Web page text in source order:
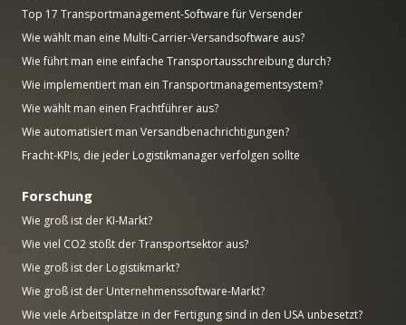
Top 17 Transportmanagement-Software für Versender
Wie wählt man eine Multi-Carrier-Versandsoftware aus?
Wie führt man eine einfache Transportausschreibung durch?
Wie implementiert man ein Transportmanagementsystem?
Wie wählt man einen Frachtführer aus?
Wie automatisiert man Versandbenachrichtigungen?
Fracht-KPIs, die jeder Logistikmanager verfolgen sollte
Forschung
Wie groß ist der KI-Markt?
Wie viel CO2 stößt der Transportsektor aus?
Wie groß ist der Logistikmarkt?
Wie groß ist der Unternehmenssoftware-Markt?
Wie viele Arbeitsplätze in der Fertigung sind in den USA unbesetzt?